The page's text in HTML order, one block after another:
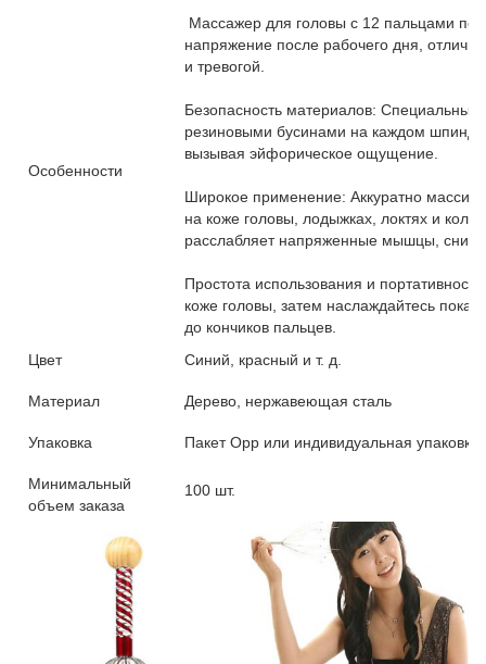
Особенности
Массажер для головы с 12 пальцами
напряжение после рабочего дня,
и тревогой.
Безопасность материалов:
резиновыми бусинами на каждом
вызывая эйфорическое ощущение.
Широкое применение: Аккуратно
на коже головы, лодыжках, локтях и
расслабляет напряженные мышцы,
Простота использования и
коже головы, затем наслаждайтесь
до кончиков пальцев.
Цвет
Синий, красный и т. д.
Материал Дерево, нержавеющая сталь
Упаковка Пакет Opp или индивидуальная упаковка
Минимальный
объем заказа
100 шт.